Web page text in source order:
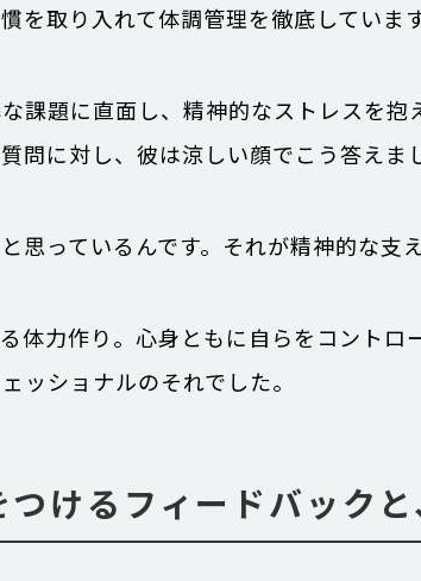
を取り入れて体調管理を徹底しています
課題に直面し、精神的なストレスを抱
問に対し、彼は涼しい顔でこう答えま
思っているんです。それが精神的な支
体力作り。心身ともに自らをコントロ
ッショナルのそれでした。
けるフィードバック